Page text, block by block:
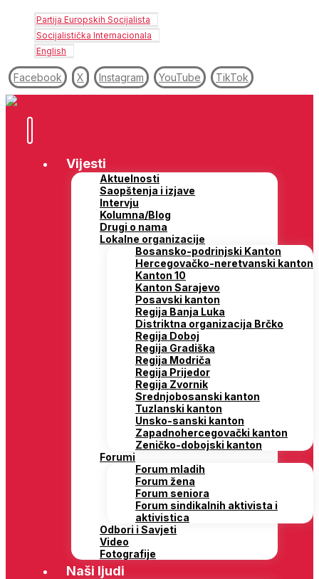
Partija Europskih Socijalista
Socijalistička Internacionala
English
Facebook X Instagram YouTube TikTok
Vijesti
Aktuelnosti
Saopštenja i izjave
Intervju
Kolumna/Blog
Drugi o nama
Lokalne organizacije
Bosansko-podrinjski Kanton
Hercegovačko-neretvanski kanton
Kanton 10
Kanton Sarajevo
Posavski kanton
Regija Banja Luka
Distriktna organizacija Brčko
Regija Doboj
Regija Gradiška
Regija Modriča
Regija Prijedor
Regija Zvornik
Srednjobosanski kanton
Tuzlanski kanton
Unsko-sanski kanton
Zapadnohercegovački kanton
Zeničko-dobojski kanton
Forumi
Forum mladih
Forum žena
Forum seniora
Forum sindikalnih aktivista i
aktivistica
Odbori i Savjeti
Video
Fotografije
Naši ljudi